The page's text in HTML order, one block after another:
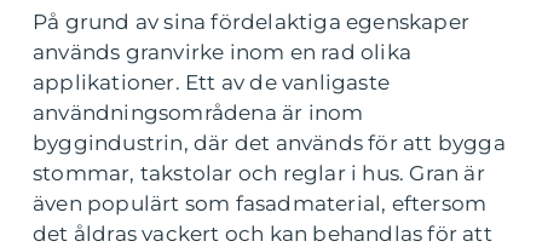
På grund av sina fördelaktiga egenskaper
används granvirke inom en rad olika
applikationer. Ett av de vanligaste
användningsområdena är inom
byggindustrin, där det används för att bygga
stommar, takstolar och reglar i hus. Gran är
även populärt som fasadmaterial, eftersom
det åldras vackert och kan behandlas för att